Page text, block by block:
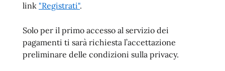
link "Registrati".
Solo per il primo accesso al servizio dei
pagamenti ti sarà richiesta l’accettazione
preliminare delle condizioni sulla privacy.